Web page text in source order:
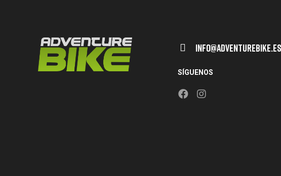
Info@adventurebike.es
SÍGUENOS